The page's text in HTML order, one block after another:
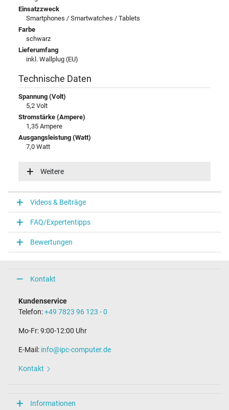
Einsatzzweck
Smartphones / Smartwatches / Tablets
Farbe
schwarz
Lieferumfang
inkl. Wallplug (EU)
Technische Daten
Spannung (Volt)
5,2 Volt
Stromstärke (Ampere)
1,35 Ampere
Ausgangsleistung (Watt)
7,0 Watt
100-240V / 50-60Hz
Notebook Stecker
Steckertyp / -form
USB / –
Maße
38 mm / 28 mm / 38 mm
Weitere Daten
Ja
CE
Netzteil
Weitere
Videos & Beiträge
FAQ/Expertentipps
Bewertungen
Kontakt
Kundenservice
Telefon:+49 7823 96 123 - 0
Mo-Fr: 9:00-12:00 Uhr
E-Mail: info@ipc-computer.de
Kontakt
Informationen